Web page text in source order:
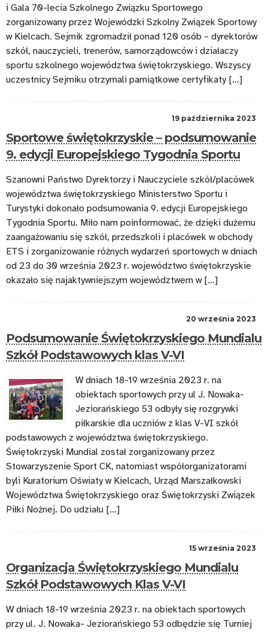
i Gala 70-lecia Szkolnego Związku Sportowego
zorganizowany przez Wojewódzki Szkolny Związek Sportowy
w Kielcach. Sejmik zgromadził ponad 120 osób – dyrektorów
szkół, nauczycieli, trenerów, samorządowców i działaczy
sportu szkolnego województwa świętokrzyskiego. Wszyscy
uczestnicy Sejmiku otrzymali pamiątkowe certyfikaty […]
19 października 2023
Sportowe świętokrzyskie – podsumowanie
9. edycji Europejskiego Tygodnia Sportu
Szanowni Państwo Dyrektorzy i Nauczyciele szkół/placówek
województwa świętokrzyskiego Ministerstwo Sportu i
Turystyki dokonało podsumowania 9. edycji Europejskiego
Tygodnia Sportu. Miło nam poinformować, że dzięki dużemu
zaangażowaniu się szkół, przedszkoli i placówek w obchody
ETS i zorganizowanie różnych wydarzeń sportowych w dniach
od 23 do 30 września 2023 r. województwo świętokrzyskie
okazało się najaktywniejszym województwem w […]
20 września 2023
Podsumowanie Świętokrzyskiego Mundialu
Szkół Podstawowych klas V-VI
W dniach 18-19 września 2023 r. na
obiektach sportowych przy ul J. Nowaka-
Jeziorańskiego 53 odbyły się rozgrywki
piłkarskie dla uczniów z klas V-VI szkół
podstawowych z województwa świętokrzyskiego.
Świętokrzyski Mundial został zorganizowany przez
Stowarzyszenie Sport CK, natomiast współorganizatorami
byli Kuratorium Oświaty w Kielcach, Urząd Marszałkowski
Województwa Świętokrzyskiego oraz Świętokrzyski Związek
Piłki Nożnej. Do udziału […]
15 września 2023
Organizacja Świętokrzyskiego Mundialu
Szkół Podstawowych Klas V-VI
W dniach 18-19 września 2023 r. na obiektach sportowych
przy ul. J. Nowaka- Jeziorańskiego 53 odbędzie się Turniej